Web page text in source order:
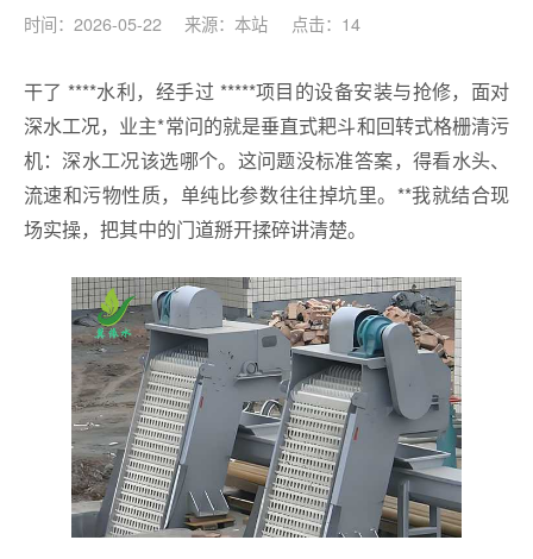
时间：2026-05-22 来源：本站 点击：14
干了 ****水利，经手过 *****项目的设备安装与抢修，面对
深水工况，业主*常问的就是垂直式耙斗和回转式格栅清污
机：深水工况该选哪个。这问题没标准答案，得看水头、
流速和污物性质，单纯比参数往往掉坑里。**我就结合现
场实操，把其中的门道掰开揉碎讲清楚。